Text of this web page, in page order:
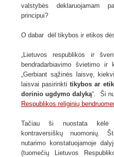
valstybės deklaruojamam
principui?
O dabar dėl tikybos ir etikos
„Lietuvos respublikos ir
bendradarbiavimo švietimo ir
„Gerbiant sąžinės laisvę,
laisvai pasirinktitikybos ar
dorinio ugdymo dalyką“. Ši
Respublikos religinių
Tačiau ši nuostata kėlė
kontraversiškų nuomonių.
nutarimo konstatuojamoje
(tuomečių Lietuvos